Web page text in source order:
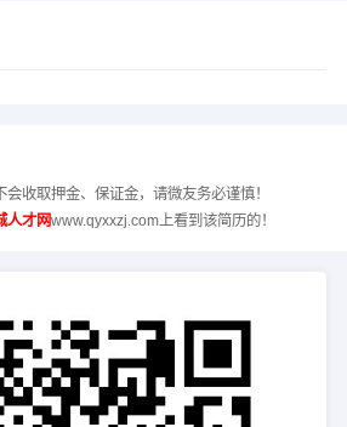
收取押金、保证金，请微友务必谨慎！
人才网www.qyxxzj.com上看到该简历的！